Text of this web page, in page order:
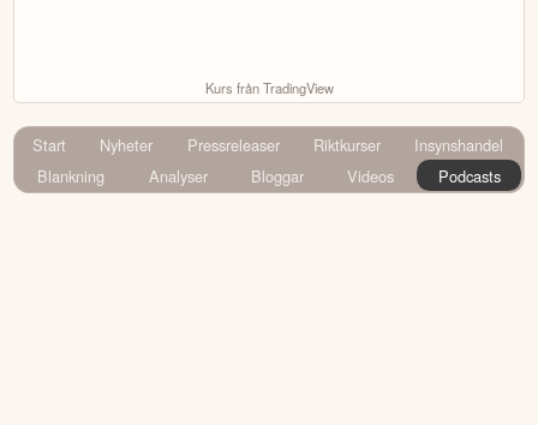
Kurs från TradingView
Start Nyheter Pressreleaser Riktkurser
Insynshandel
Blankning
Analyser Bloggar Videos Podcasts